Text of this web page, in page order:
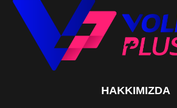
HAKKIMIZDA